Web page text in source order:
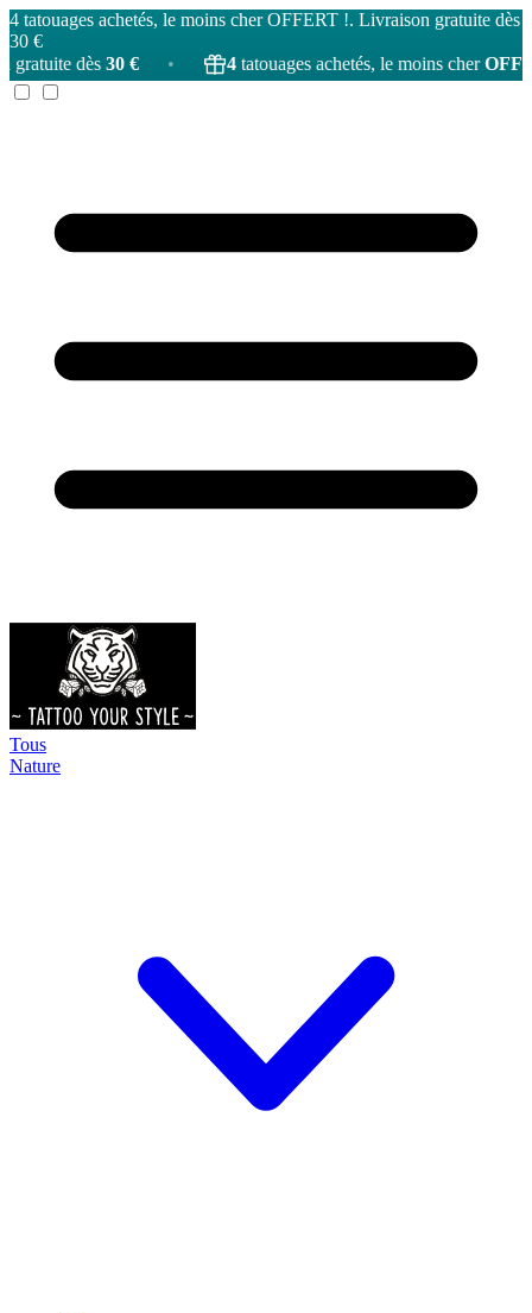
4 tatouages achetés, le moins cher OFFERT !. Livraison gratuite dès
30 €
€
• 4 tatouages achetés, le moins cherOFFERT! •
Tous
Nature